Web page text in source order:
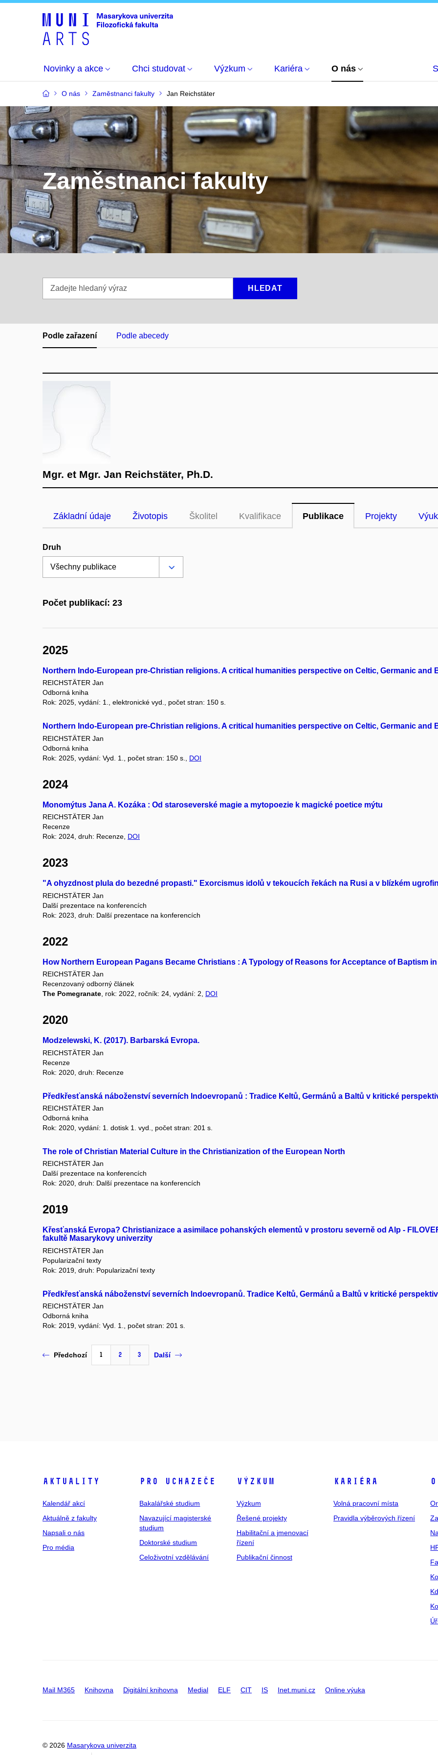
Novinky a akce Chci studovat Výzkum Kariéra O nás
O nás Zaměstnanci fakulty Jan Reichstäter
Zaměstnanci fakulty
hledaný
HLEDAT
Podle zařazení Podle abecedy
Mgr. et Mgr. Jan Reichstäter, Ph.D.
Základní údaje Životopis Školitel Kvalifikace Publikace Projekty
Druh
Počet publikací: 23
2025
Northern Indo-European pre-Christian religions. A critical humanities perspective on Celtic, Germanic and
REICHSTÄTER Jan
Odborná kniha
Rok: 2025, vydání: 1., elektronické vyd., počet stran: 150 s.
Northern Indo-European pre-Christian religions. A critical humanities perspective on Celtic, Germanic and
REICHSTÄTER Jan
Odborná kniha
Rok: 2025, vydání: Vyd. 1., počet stran: 150 s., DOI
2024
Monomýtus Jana A. Kozáka : Od staroseverské magie a mytopoezie k magické poetice mýtu
REICHSTÄTER Jan
Recenze
Rok: 2024, druh: Recenze, DOI
2023
"A ohyzdnost plula do bezedné propasti." Exorcismus idolů v tekoucích řekách na Rusi a v blízkém
REICHSTÄTER Jan
Další prezentace na konferencích
Rok: 2023, druh: Další prezentace na konferencích
2022
How Northern European Pagans Became Christians : A Typology of Reasons for Acceptance of Baptism
REICHSTÄTER Jan
Recenzovaný odborný článek
The Pomegranate , rok: 2022, ročník: 24, vydání: 2, DOI
2020
Modzelewski, K. (2017). Barbarská Evropa.
REICHSTÄTER Jan
Recenze
Rok: 2020, druh: Recenze
Předkřesťanská náboženství severních Indoevropanů : Tradice Keltů, Germánů a Baltů v kritické
REICHSTÄTER Jan
Odborná kniha
Rok: 2020, vydání: 1. dotisk 1. vyd., počet stran: 201 s.
The role of Christian Material Culture in the Christianization of the European North
REICHSTÄTER Jan
Další prezentace na konferencích
Rok: 2020, druh: Další prezentace na konferencích
2019
Křesťanská Evropa? Christianizace a asimilace pohanských elementů v prostoru severně od Alp -
fakultě Masarykovy univerzity
REICHSTÄTER Jan
Popularizační texty
Rok: 2019, druh: Popularizační texty
Předkřesťanská náboženství severních Indoevropanů. Tradice Keltů, Germánů a Baltů v kritické
REICHSTÄTER Jan
Odborná kniha
Rok: 2019, vydání: Vyd. 1., počet stran: 201 s.
Předchozí 1 2 3 Další
Aktuality
Kalendář akcí
Aktuálně z fakulty
Napsali o nás
Pro média
Pro uchazeče
Bakalářské studium
Navazující magisterské
studium
Doktorské studium
Celoživotní vzdělávání
Výzkum
Výzkum
Řešené projekty
Habilitační a jmenovací
řízení
Publikační činnost
Kariéra
Volná pracovní místa
Pravidla výběrových řízení
Mail M365 Knihovna Digitální knihovna Medial ELF CIT IS Inet.muni.cz Online výuka
© 2026 Masarykova univerzita